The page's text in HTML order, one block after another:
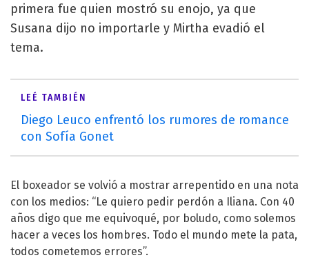
primera fue quien mostró su enojo, ya que
Susana dijo no importarle y Mirtha evadió el
tema.
LEÉ TAMBIÉN
Diego Leuco enfrentó los rumores de romance
con Sofía Gonet
El boxeador se volvió a mostrar arrepentido en una nota
con los medios: “Le quiero pedir perdón a Iliana. Con 40
años digo que me equivoqué, por boludo, como solemos
hacer a veces los hombres. Todo el mundo mete la pata,
todos cometemos errores”.